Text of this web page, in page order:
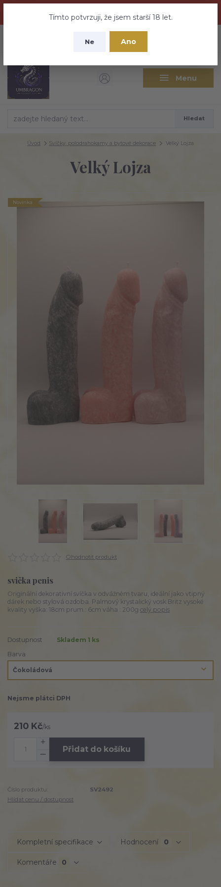
nebuďte vyděšeni zde najdete vše a ještě mnohem víc
Tímto potvrzuji, že jsem starší 18 let.
Ne Ano
Menu
CZK
Hledat
Úvod Svíčky, polodrahokamy a bytové dekorace Velký Lojza
Velký Lojza
Novinka
Ohodnotit produkt
svička penis
Originální dekorativní svíčka v odvážném tvaru, ideální jako vtipný
dárek nebo stylová ozdoba. Palmový krystalický vosk Britz vysoké
kvality vyška: 18cm prum.: 6cm váha : 200g celý popis
Dostupnost
Skladem 1 ks
Barva
Nejsme plátci DPH
210 Kč/ks
Přidat do košíku
Číslo produktu:
SV2492
Hlídat cenu / dostupnost
Kompletní specifikace Hodnocení 0
Komentáře 0